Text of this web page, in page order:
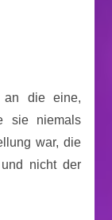
an die eine,
sie niemals
war, die
nicht der